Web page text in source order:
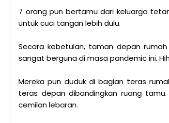
7 orang pun bertamu dari keluarga
untuk cuci tangan lebih dulu.
Secara kebetulan, taman depan
sangat berguna di masa pandemic ini.
Mereka pun duduk di bagian teras
teras depan dibandingkan ruang
cemilan lebaran.